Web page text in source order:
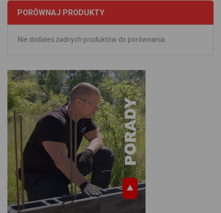
PORÓWNAJ PRODUKTY
Nie dodałeś żadnych produktów do porównania.